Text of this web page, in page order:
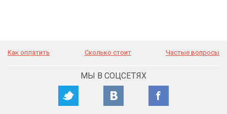
Как оплатить Сколько стоит Частые вопросы
МЫ В СОЦСЕТЯХ